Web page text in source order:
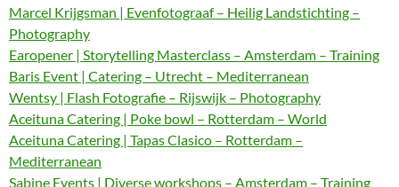
Marcel Krijgsman | Evenfotograaf – Heilig Landstichting –
Photography
Earopener | Storytelling Masterclass – Amsterdam – Training
Baris Event | Catering – Utrecht – Mediterranean
Wentsy | Flash Fotografie – Rijswijk – Photography
Aceituna Catering | Poke bowl – Rotterdam – World
Aceituna Catering | Tapas Clasico – Rotterdam –
Mediterranean
Sabine Events | Diverse workshops – Amsterdam – Training